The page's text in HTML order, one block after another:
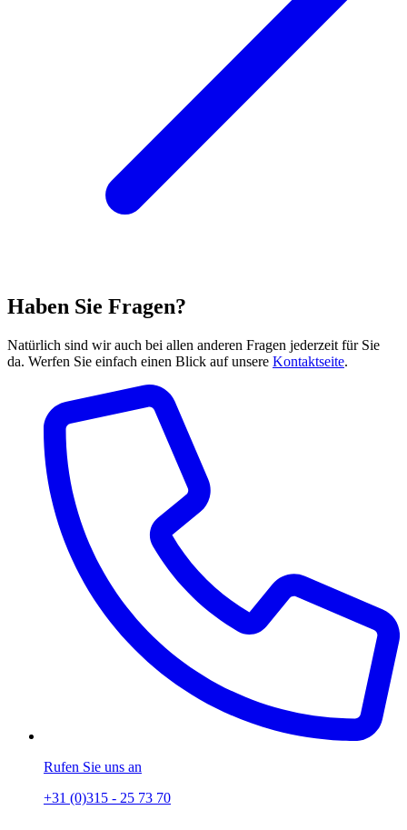
Haben Sie Fragen?
Natürlich sind wir auch bei allen anderen Fragen jederzeit für Sie
da. Werfen Sie einfach einen Blick auf unsere Kontaktseite.
Rufen Sie uns an
+31 (0)315 - 25 73 70